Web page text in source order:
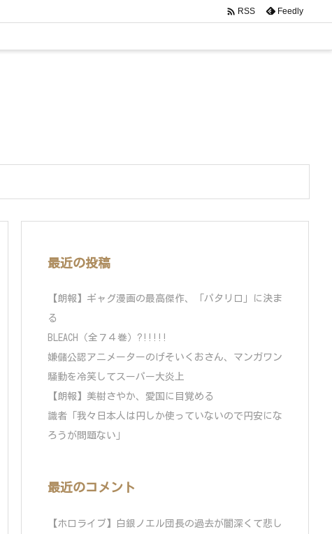
 RSS Feedly
最近の投稿
【朗報】ギャグ漫画の最高傑作、「パタリロ」に決ま
る
BLEACH（全７４巻）?!!!!!
嫌儲公認アニメーターのげそいくおさん、マンガワン
騒動を冷笑してスーパー大炎上
【朗報】美樹さやか、愛国に目覚める
識者「我々日本人は円しか使っていないので円安にな
ろうが問題ない」
最近のコメント
【ホロライブ】白銀ノエル団長の過去が闇深くて悲し